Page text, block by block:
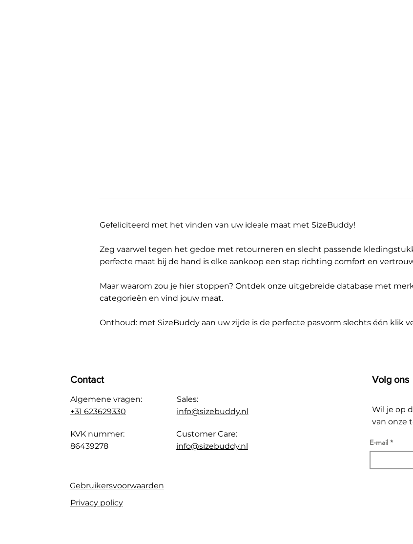
Gefeliciteerd met het vinden van uw ideale maat met SizeBuddy!
Zeg vaarwel tegen het gedoe met retourneren en slecht passende
perfecte maat bij de hand is elke aankoop een stap richting comfort en
Maar waarom zou je hier stoppen? Ontdek onze uitgebreide database met
categorieën en vind jouw maat.
Onthoud: met SizeBuddy aan uw zijde is de perfecte pasvorm slechts één klik
Contact
Algemene vragen:
+31 623629330
KVK nummer:
86439278
Sales:
info@sizebuddy.nl
Customer Care:
info@sizebuddy.nl
Gebruikersvoorwaarden
Privacy policy
Volg ons
Wil je op
van onze
E-mail